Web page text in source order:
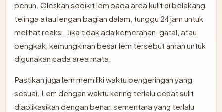
penuh. Oleskan sedikit lem pada area kulit di belakang
telinga atau lengan bagian dalam, tunggu 24 jam untuk
melihat reaksi. Jika tidak ada kemerahan, gatal, atau
bengkak, kemungkinan besar lem tersebut aman untuk
digunakan pada area mata.
Pastikan juga lem memiliki waktu pengeringan yang
sesuai. Lem dengan waktu kering terlalu cepat sulit
diaplikasikan dengan benar, sementara yang terlalu